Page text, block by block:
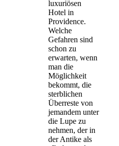
luxuriösen
Hotel in
Providence.
Welche
Gefahren sind
schon zu
erwarten, wenn
man die
Möglichkeit
bekommt, die
sterblichen
Überreste von
jemandem unter
die Lupe zu
nehmen, der in
der Antike als